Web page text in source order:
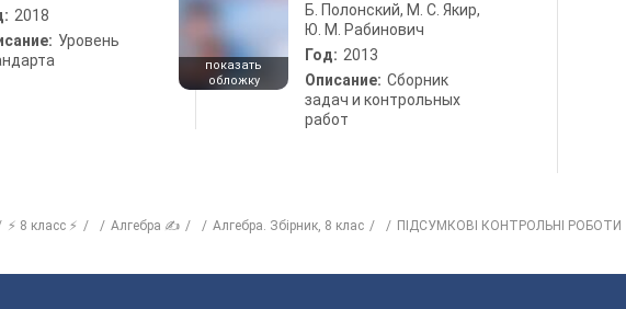
2018
Уровень
показать
обложку
Б. Полонский, М. С. Якир,
Ю. М. Рабинович
Год: 2013
Описание: Сборник
задач и контрольных
работ
⚡ 8 класс ⚡ Алгебра ✍ Алгебра. Збірник, 8 клас ПІДСУМКОВІ КОНТРОЛЬНІ РОБОТИ